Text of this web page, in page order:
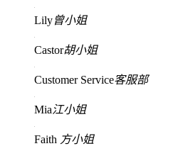
Lily曾小姐
Castor胡小姐
Customer Service客服部
Mia江小姐
Faith 方小姐